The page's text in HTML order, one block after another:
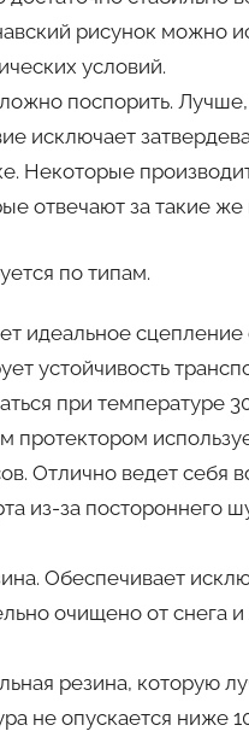
рисунок можно
условий.
поспорить.
исключает
Некоторые
отвечают за такие же
по типам.
идеальное
устойчивость
при температуре
Отлично ведет
из-за постороннего
Обеспечивает
очищено от снега
резина, которую
не опускается ниже